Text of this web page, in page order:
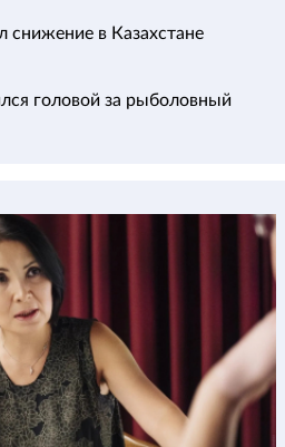
снижение в Казахстане
головой за рыболовный